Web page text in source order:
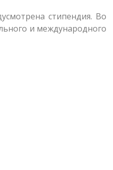
стипендия. Во
и международного